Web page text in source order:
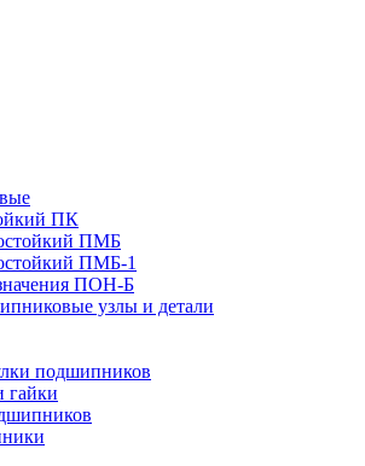
ПК
ПМБ
ПМБ-1
ПОН-Б
узлы и детали
подшипников
гайки